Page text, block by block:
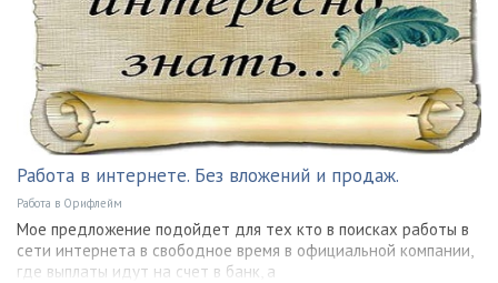
Работа в интернете. Без вложений и продаж.
Работа в Орифлейм
Мое предложение подойдет для тех кто в поисках работы в
сети интернета в свободное время в официальной компании,
где выплаты идут на счет в банк, а